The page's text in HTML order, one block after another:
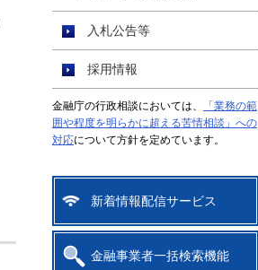
入札公告等
採用情報
金融庁の行政相談においては、
「業務の範
囲や程度を明らかに超える苦情相談」への
対応について方針を定めています。
新着情報配信サービス
金融事業者一括検索機能